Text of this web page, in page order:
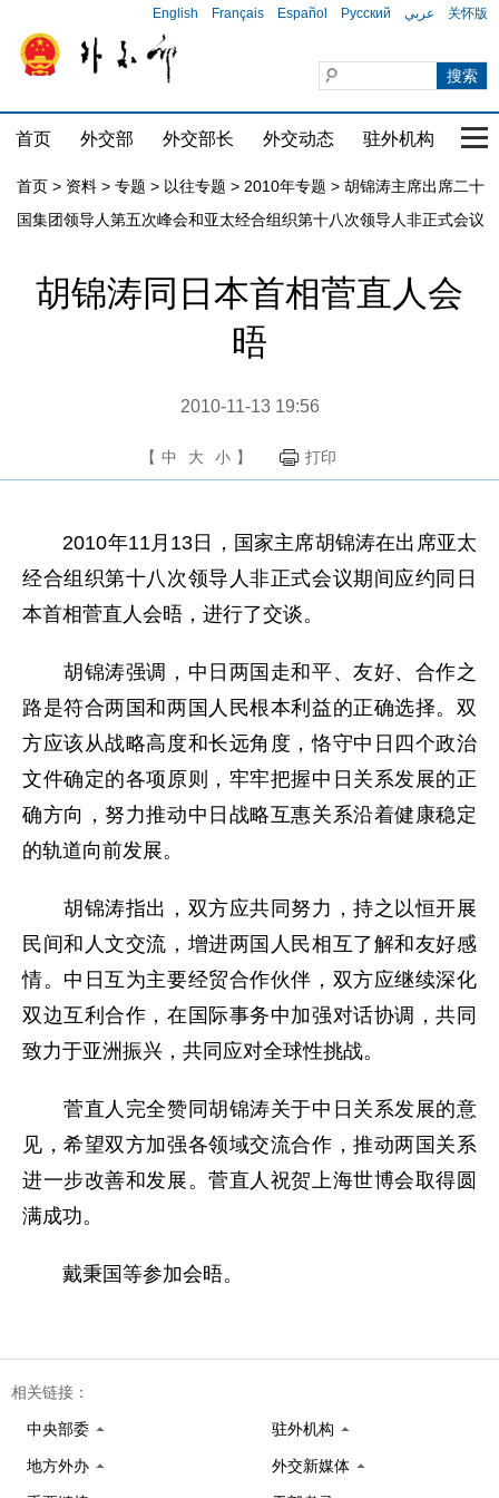
English Français Español Русский عربي 关怀版
首页 外交部 外交部长 外交动态 驻外机构 国
首页 > 资料 > 专题 > 以往专题 > 2010年专题 > 胡锦涛主席出席二十
国集团领导人第五次峰会和亚太经合组织第十八次领导人非正式会议
胡锦涛同日本首相菅直人会
晤
2010-11-13 19:56
【 中 大 小 】 打印
2010年11月13日，国家主席胡锦涛在出席亚太
经合组织第十八次领导人非正式会议期间应约同日
本首相菅直人会晤，进行了交谈。
胡锦涛强调，中日两国走和平、友好、合作之
路是符合两国和两国人民根本利益的正确选择。双
方应该从战略高度和长远角度，恪守中日四个政治
文件确定的各项原则，牢牢把握中日关系发展的正
确方向，努力推动中日战略互惠关系沿着健康稳定
的轨道向前发展。
胡锦涛指出，双方应共同努力，持之以恒开展
民间和人文交流，增进两国人民相互了解和友好感
情。中日互为主要经贸合作伙伴，双方应继续深化
双边互利合作，在国际事务中加强对话协调，共同
致力于亚洲振兴，共同应对全球性挑战。
菅直人完全赞同胡锦涛关于中日关系发展的意
见，希望双方加强各领域交流合作，推动两国关系
进一步改善和发展。菅直人祝贺上海世博会取得圆
满成功。
戴秉国等参加会晤。
相关链接：
中央部委 驻外机构
地方外办 外交新媒体